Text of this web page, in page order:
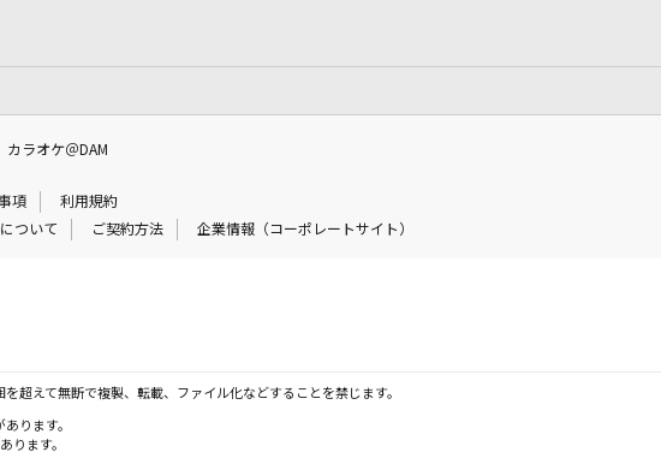
カラオケ＠DAM
項
利用規約
ついて ご契約方法 企業情報（コーポレートサイト）
超えて無断で複製、転載、ファイル化などすることを禁じます。
ります。
ります。